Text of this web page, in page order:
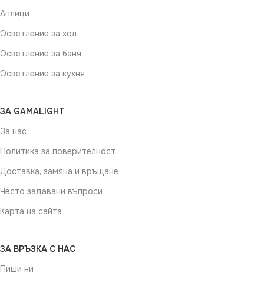
Аплици
Осветление за хол
Осветление за баня
Осветление за кухня
ЗА GAMALIGHT
За нас
Политика за поверителност
Доставка, замяна и връщане
Често задавани въпроси
Карта на сайта
ЗА ВРЪЗКА С НАС
Пиши ни